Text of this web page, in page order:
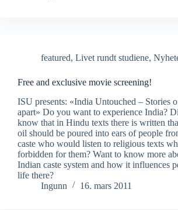
featured, Livet rundt studiene,
Free and exclusive movie screening!
ISU presents: «India Untouched – Stories
apart» Do you want to experience India?
know that in Hindu texts there is written
oil should be poured into ears of people
caste who would listen to religious texts
forbidden for them? Want to know more
Indian caste system and how it influences
life there?
Ingunn
16. mars 2011